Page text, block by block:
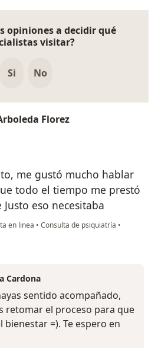
opiniones a decidir qué
visitar?
Si No
Florez
me gustó mucho hablar
todo el tiempo me prestó
eso necesitaba
en linea • Consulta de psiquiatría •
Arboleda Florez
Cardona
sentido acompañado,
retomar el proceso para que
=). Te espero en